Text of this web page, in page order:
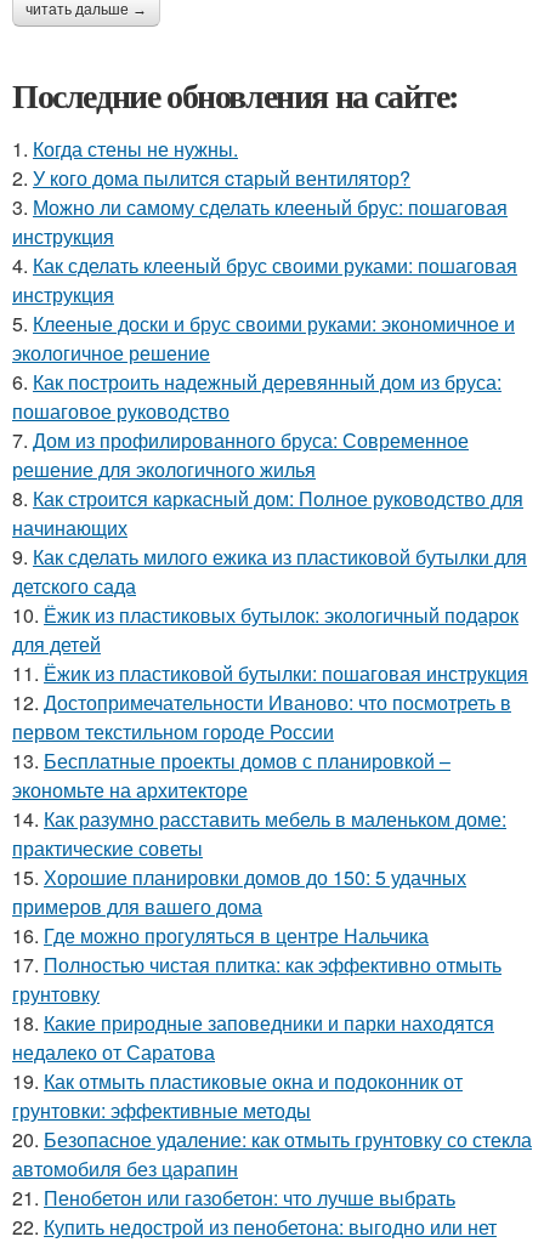
читать дальше →
Последние обновления на сайте:
1. Когда стены не нужны.
2. У кого дома пылитcя cтарый вентилятор?
3. Можно ли самому сделать клееный брус: пошаговая
инструкция
4. Как сделать клееный брус своими руками: пошаговая
инструкция
5. Клееные доски и брус своими руками: экономичное и
экологичное решение
6. Как построить надежный деревянный дом из бруса:
пошаговое руководство
7. Дом из профилированного бруса: Современное
решение для экологичного жилья
8. Как строится каркасный дом: Полное руководство для
начинающих
9. Как сделать милого ежика из пластиковой бутылки для
детского сада
10. Ёжик из пластиковых бутылок: экологичный подарок
для детей
11. Ёжик из пластиковой бутылки: пошаговая инструкция
12. Достопримечательности Иваново: что посмотреть в
первом текстильном городе России
13. Бесплатные проекты домов с планировкой –
экономьте на архитекторе
14. Как разумно расставить мебель в маленьком доме:
практические советы
15. Хорошие планировки домов до 150: 5 удачных
примеров для вашего дома
16. Где можно прогуляться в центре Нальчика
17. Полностью чистая плитка: как эффективно отмыть
грунтовку
18. Какие природные заповедники и парки находятся
недалеко от Саратова
19. Как отмыть пластиковые окна и подоконник от
грунтовки: эффективные методы
20. Безопасное удаление: как отмыть грунтовку со стекла
автомобиля без царапин
21. Пенобетон или газобетон: что лучше выбрать
22. Купить недострой из пенобетона: выгодно или нет